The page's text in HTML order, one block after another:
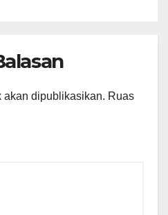
akan dipublikasikan. Ruas